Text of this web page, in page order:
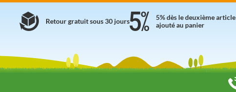
5% dès le deuxième article
ajouté au panier
Retour gratuit sous 30 jours